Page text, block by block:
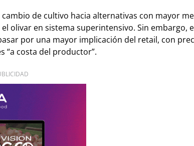
de cultivo hacia alternativas con mayor
olivar en sistema superintensivo. Sin embargo,
por una mayor implicación del retail, con
“a costa del productor”.